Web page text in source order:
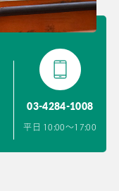
03-4284-1008
平日 10:00〜17:00